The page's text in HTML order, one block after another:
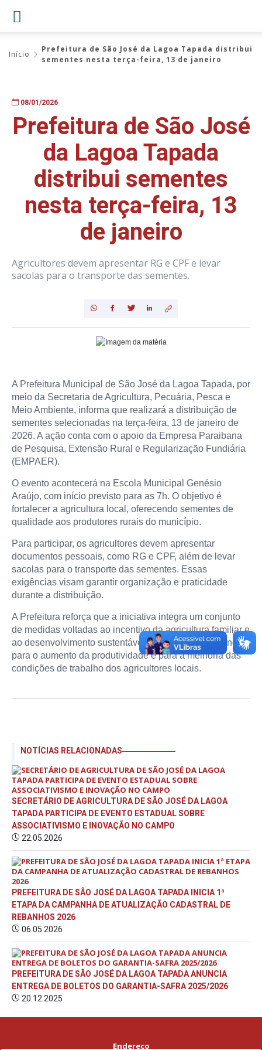
Início
Prefeitura de São José da Lagoa Tapada distribui
sementes nesta terça-feira, 13 de janeiro
08/01/2026
Prefeitura de São José
da Lagoa Tapada
distribui sementes
nesta terça-feira, 13
de janeiro
Agricultores devem apresentar RG e CPF e levar
sacolas para o transporte das sementes.
A Prefeitura Municipal de São José da Lagoa Tapada, por
meio da Secretaria de Agricultura, Pecuária, Pesca e
Meio Ambiente, informa que realizará a distribuição de
sementes selecionadas na terça-feira, 13 de janeiro de
2026. A ação conta com o apoio da Empresa Paraibana
de Pesquisa, Extensão Rural e Regularização Fundiária
(EMPAER).
O evento acontecerá na Escola Municipal Genésio
Araújo, com início previsto para as 7h. O objetivo é
fortalecer a agricultura local, oferecendo sementes de
qualidade aos produtores rurais do município.
Para participar, os agricultores devem apresentar
documentos pessoais, como RG e CPF, além de levar
sacolas para o transporte das sementes. Essas
exigências visam garantir organização e praticidade
durante a distribuição.
A Prefeitura reforça que a iniciativa integra um conjunto
de medidas voltadas ao incentivo da agricultura familiar e
ao desenvolvimento sustentável da região, contribuindo
para o aumento da produtividade e para a melhoria das
condições de trabalho dos agricultores locais.
NOTÍCIAS RELACIONADAS
SECRETÁRIO DE AGRICULTURA DE SÃO JOSÉ DA LAGOA
TAPADA PARTICIPA DE EVENTO ESTADUAL SOBRE
ASSOCIATIVISMO E INOVAÇÃO NO CAMPO
22.05.2026
PREFEITURA DE SÃO JOSÉ DA LAGOA TAPADA INICIA 1ª
ETAPA DA CAMPANHA DE ATUALIZAÇÃO CADASTRAL DE
REBANHOS 2026
06.05.2026
PREFEITURA DE SÃO JOSÉ DA LAGOA TAPADA ANUNCIA
ENTREGA DE BOLETOS DO GARANTIA-SAFRA 2025/2026
20.12.2025
Endereço